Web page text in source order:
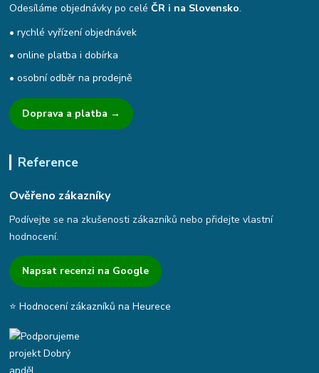
Odesíláme objednávky po celéČR i na Slovensko.
• rychlé vyřízení objednávek
• online platba i dobírka
• osobní odběr na prodejně
Doprava a platba →
Reference
Ověřeno zákazníky
Podívejte se na zkušenosti zákazníků nebo přidejte vlastní
hodnocení.
Napsat recenzi na Google
⭐ Hodnocení zákazníků na Heurece